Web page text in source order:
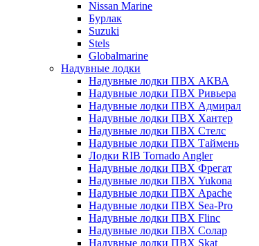
Nissan Marine
Бурлак
Suzuki
Stels
Globalmarine
Надувные лодки
Надувные лодки ПВХ АКВА
Надувные лодки ПВХ Ривьера
Надувные лодки ПВХ Адмирал
Надувные лодки ПВХ Хантер
Надувные лодки ПВХ Стелс
Надувные лодки ПВХ Таймень
Лодки RIB Tornado Angler
Надувные лодки ПВХ Фрегат
Надувные лодки ПВХ Yukona
Надувные лодки ПВХ Apache
Надувные лодки ПВХ Sea-Pro
Надувные лодки ПВХ Flinc
Надувные лодки ПВХ Солар
Надувные лодки ПВХ Skat